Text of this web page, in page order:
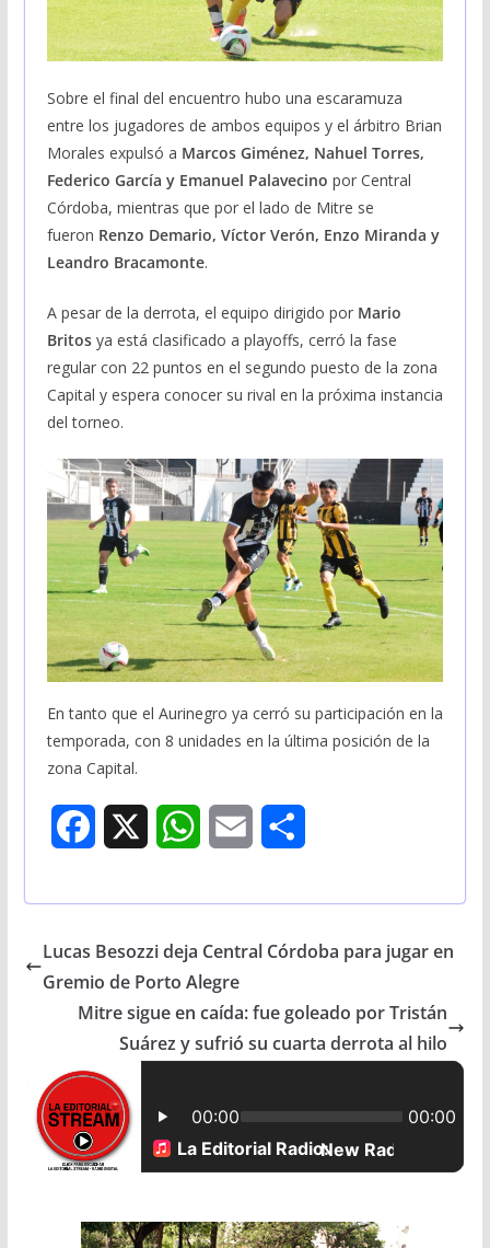
Sobre el final del encuentro hubo una escaramuza
entre los jugadores de ambos equipos y el árbitro Brian
Morales expulsó a Marcos Giménez, Nahuel Torres,
Federico García y Emanuel Palavecino por Central
Córdoba, mientras que por el lado de Mitre se
fueron Renzo Demario, Víctor Verón, Enzo Miranda y
Leandro Bracamonte.
A pesar de la derrota, el equipo dirigido por Mario
Britosya está clasificado a playoffs, cerró la fase
regular con 22 puntos en el segundo puesto de la zona
Capital y espera conocer su rival en la próxima instancia
del torneo.
En tanto que el Aurinegro ya cerró su participación en la
temporada, con 8 unidades en la última posición de la
zona Capital.
e
b
o
k
W
t
A
i
l
r
e
Lucas Besozzi deja Central Córdoba para jugar en
Gremio de Porto Alegre
Mitre sigue en caída: fue goleado por Tristán
Suárez y sufrió su cuarta derrota al hilo